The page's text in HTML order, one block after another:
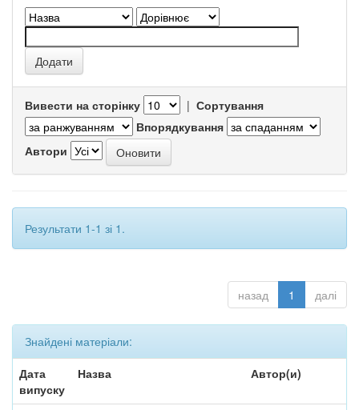
Вивести на сторінку | Сортування
Впорядкування
Автори
Результати 1-1 зі 1.
назад 1 далі
Знайдені матеріали:
Дата
випуску
Назва Автор(и)